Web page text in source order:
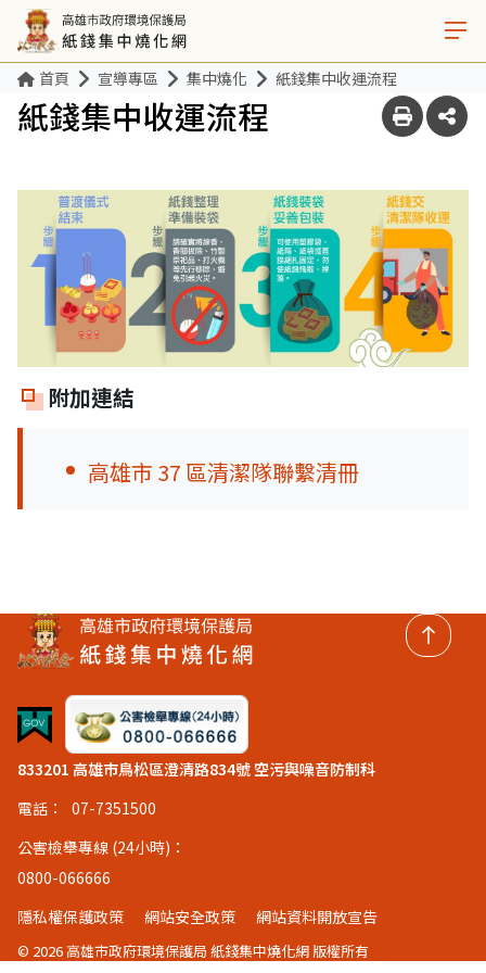
首頁 宣導專區 集中燒化 紙錢集中收運流程
紙錢集中收運流程
附加連結
高雄市 37 區清潔隊聯繫清冊
833201 高雄市鳥松區澄清路834號 空污與噪音防制科
電話：
07-7351500
公害檢舉專線 (24小時)：
0800-066666
隱私權保護政策
網站安全政策 網站資料開放宣告
© 2026 高雄市政府環境保護局 紙錢集中燒化網 版權所有
回頂